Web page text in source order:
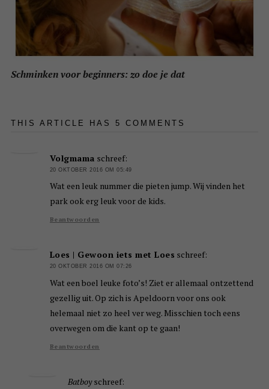
Schminken voor beginners: zo doe je dat
THIS ARTICLE HAS 5 COMMENTS
Volgmama schreef:
20 OKTOBER 2016 OM 05:49
Wat een leuk nummer die pieten jump. Wij vinden het
park ook erg leuk voor de kids.
Beantwoorden
Loes | Gewoon iets met Loes schreef:
20 OKTOBER 2016 OM 07:26
Wat een boel leuke foto’s! Ziet er allemaal ontzettend
gezellig uit. Op zich is Apeldoorn voor ons ook
helemaal niet zo heel ver weg. Misschien toch eens
overwegen om die kant op te gaan!
Beantwoorden
Batboy schreef: